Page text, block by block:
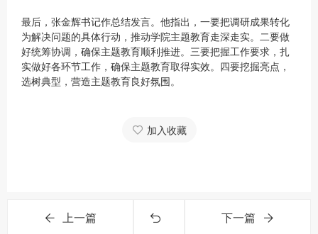
最后，张金辉书记作总结发言。他指出，一要把调研成果转化
为解决问题的具体行动，推动学院主题教育走深走实。二要做
好统筹协调，确保主题教育顺利推进。三要把握工作要求，扎
实做好各环节工作，确保主题教育取得实效。四要挖掘亮点，
选树典型，营造主题教育良好氛围。
加入收藏
上一篇 下一篇